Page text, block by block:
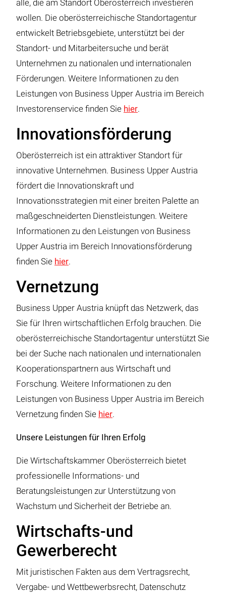
alle, die am Standort Oberösterreich investieren
wollen. Die oberösterreichische Standortagentur
entwickelt Betriebsgebiete, unterstützt bei der
Standort- und Mitarbeitersuche und berät
Unternehmen zu nationalen und internationalen
Förderungen. Weitere Informationen zu den
Leistungen von Business Upper Austria im Bereich
Investorenservice finden Sie hier.
Innovationsförderung
Oberösterreich ist ein attraktiver Standort für
innovative Unternehmen. Business Upper Austria
fördert die Innovationskraft und
Innovationsstrategien mit einer breiten Palette an
maßgeschneiderten Dienstleistungen. Weitere
Informationen zu den Leistungen von Business
Upper Austria im Bereich Innovationsförderung
finden Sie hier.
Vernetzung
Business Upper Austria knüpft das Netzwerk, das
Sie für Ihren wirtschaftlichen Erfolg brauchen. Die
oberösterreichische Standortagentur unterstützt Sie
bei der Suche nach nationalen und internationalen
Kooperationspartnern aus Wirtschaft und
Forschung. Weitere Informationen zu den
Leistungen von Business Upper Austria im Bereich
Vernetzung finden Sie hier.
Unsere Leistungen für Ihren Erfolg
Die Wirtschaftskammer Oberösterreich bietet
professionelle Informations- und
Beratungsleistungen zur Unterstützung von
Wachstum und Sicherheit der Betriebe an.
Wirtschafts-und
Gewerberecht
Mit juristischen Fakten aus dem Vertragsrecht,
Vergabe- und Wettbewerbsrecht, Datenschutz